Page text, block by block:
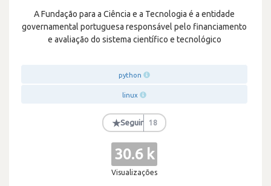
A Fundação para a Ciência e a Tecnologia é a entidade
governamental portuguesa responsável pelo financiamento
e avaliação do sistema científico e tecnológico
python
linux
★Seguir 18
30.6 k
Visualizações